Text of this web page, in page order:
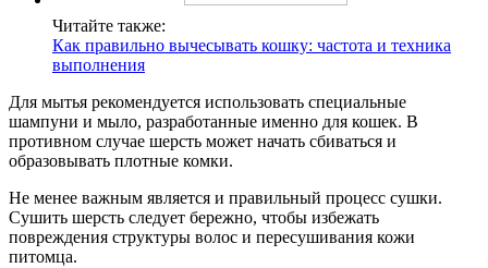
Читайте также:
Как правильно вычесывать кошку: частота и техника
выполнения
Для мытья рекомендуется использовать специальные
шампуни и мыло, разработанные именно для кошек. В
противном случае шерсть может начать сбиваться и
образовывать плотные комки.
Не менее важным является и правильный процесс сушки.
Сушить шерсть следует бережно, чтобы избежать
повреждения структуры волос и пересушивания кожи
питомца.